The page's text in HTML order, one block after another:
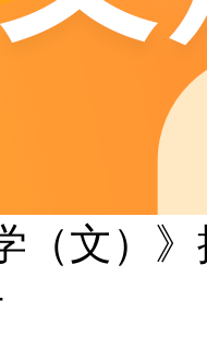
（文）